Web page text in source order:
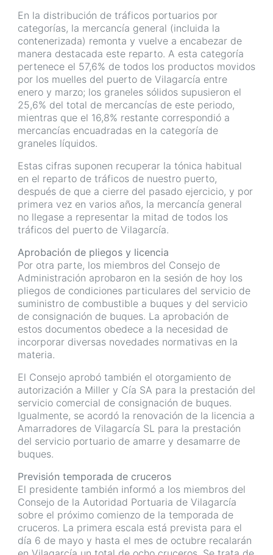
En la distribución de tráficos portuarios por
categorías, la mercancía general (incluida la
contenerizada) remonta y vuelve a encabezar de
manera destacada este reparto. A esta categoría
pertenece el 57,6% de todos los productos movidos
por los muelles del puerto de Vilagarcía entre
enero y marzo; los graneles sólidos supusieron el
25,6% del total de mercancías de este periodo,
mientras que el 16,8% restante correspondió a
mercancías encuadradas en la categoría de
graneles líquidos.
Estas cifras suponen recuperar la tónica habitual
en el reparto de tráficos de nuestro puerto,
después de que a cierre del pasado ejercicio, y por
primera vez en varios años, la mercancía general
no llegase a representar la mitad de todos los
tráficos del puerto de Vilagarcía.
Aprobación de pliegos y licencia
Por otra parte, los miembros del Consejo de
Administración aprobaron en la sesión de hoy los
pliegos de condiciones particulares del servicio de
suministro de combustible a buques y del servicio
de consignación de buques. La aprobación de
estos documentos obedece a la necesidad de
incorporar diversas novedades normativas en la
materia.
El Consejo aprobó también el otorgamiento de
autorización a Miller y Cía SA para la prestación del
servicio comercial de consignación de buques.
Igualmente, se acordó la renovación de la licencia a
Amarradores de Vilagarcía SL para la prestación
del servicio portuario de amarre y desamarre de
buques.
Previsión temporada de cruceros
El presidente también informó a los miembros del
Consejo de la Autoridad Portuaria de Vilagarcía
sobre el próximo comienzo de la temporada de
cruceros. La primera escala está prevista para el
día 6 de mayo y hasta el mes de octubre recalarán